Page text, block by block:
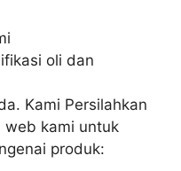
oli dan
Kami Persilahkan
web kami untuk
produk: